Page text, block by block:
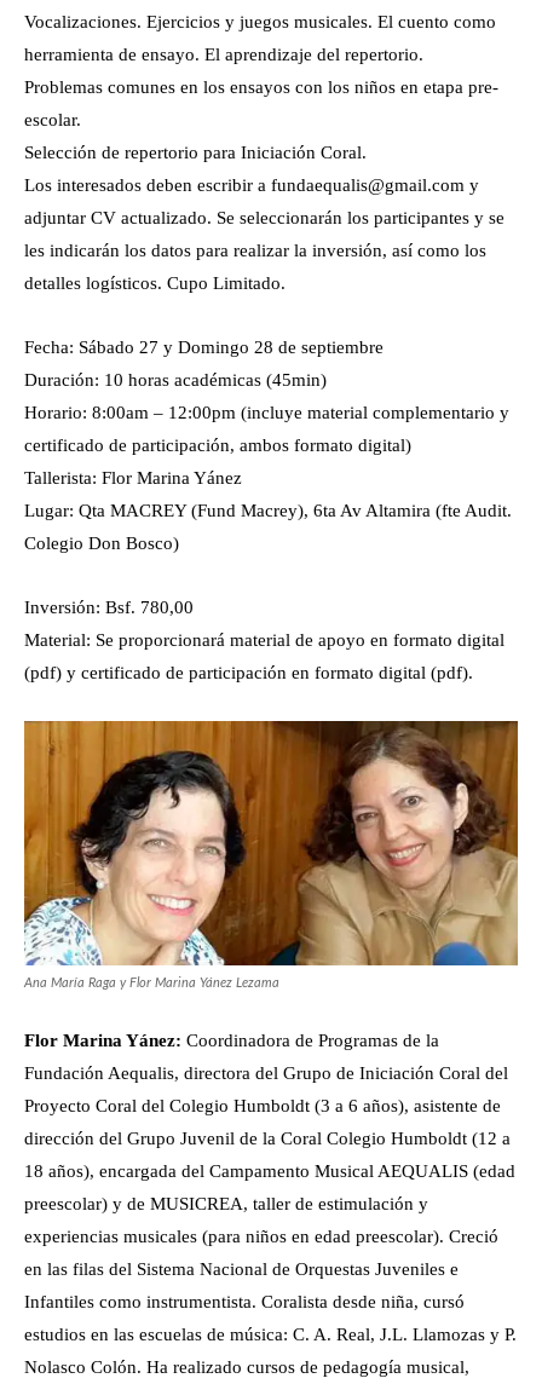
Vocalizaciones. Ejercicios y juegos musicales. El cuento como
herramienta de ensayo. El aprendizaje del repertorio.
Problemas comunes en los ensayos con los niños en etapa pre-
escolar.
Selección de repertorio para Iniciación Coral.
Los interesados deben escribir a fundaequalis@gmail.com y
adjuntar CV actualizado. Se seleccionarán los participantes y se
les indicarán los datos para realizar la inversión, así como los
detalles logísticos. Cupo Limitado.
Fecha: Sábado 27 y Domingo 28 de septiembre
Duración: 10 horas académicas (45min)
Horario: 8:00am – 12:00pm (incluye material complementario y
certificado de participación, ambos formato digital)
Tallerista: Flor Marina Yánez
Lugar: Qta MACREY (Fund Macrey), 6ta Av Altamira (fte Audit.
Colegio Don Bosco)
Inversión: Bsf. 780,00
Material: Se proporcionará material de apoyo en formato digital
(pdf) y certificado de participación en formato digital (pdf).
Ana María Raga y Flor Marina Yánez Lezama
Flor Marina Yánez: Coordinadora de Programas de la
Fundación Aequalis, directora del Grupo de Iniciación Coral del
Proyecto Coral del Colegio Humboldt (3 a 6 años), asistente de
dirección del Grupo Juvenil de la Coral Colegio Humboldt (12 a
18 años), encargada del Campamento Musical AEQUALIS (edad
preescolar) y de MUSICREA, taller de estimulación y
experiencias musicales (para niños en edad preescolar). Creció
en las filas del Sistema Nacional de Orquestas Juveniles e
Infantiles como instrumentista. Coralista desde niña, cursó
estudios en las escuelas de música: C. A. Real, J.L. Llamozas y P.
Nolasco Colón. Ha realizado cursos de pedagogía musical,